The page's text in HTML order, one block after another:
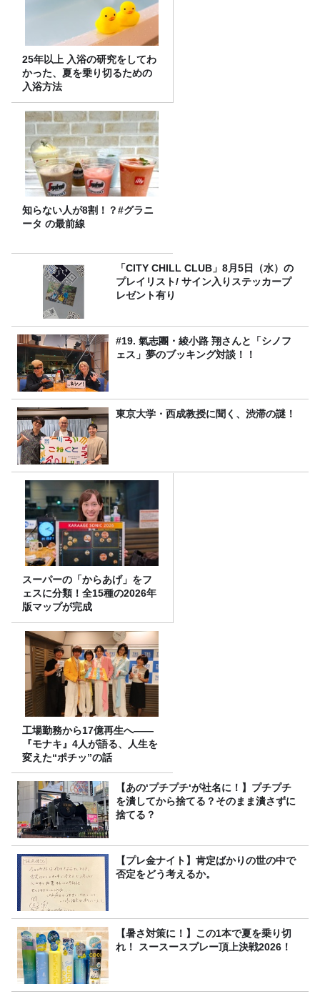
25年以上 入浴の研究をしてわ
かった、夏を乗り切るための
入浴方法
知らない人が8割！？#グラニ
ータ の最前線
「CITY CHILL CLUB」8月5日（水）の
プレイリスト/ サイン入りステッカープ
レゼント有り
#19. 氣志團・綾小路 翔さんと「シノフ
ェス」夢のブッキング対談！！
東京大学・西成教授に聞く、渋滞の謎！
スーパーの「からあげ」をフ
ェスに分類！全15種の2026年
版マップが完成
工場勤務から17億再生へ——
『モナキ』4人が語る、人生を
変えた“ポチッ”の話
【あの‘プチプチ‘が社名に！】プチプチ
を潰してから捨てる？そのまま潰さずに
捨てる？
【プレ金ナイト】肯定ばかりの世の中で
否定をどう考えるか。
【暑さ対策に！】この1本で夏を乗り切
れ！ スースースプレー頂上決戦2026！